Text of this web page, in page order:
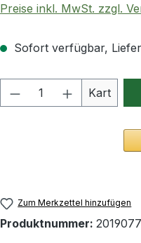
Preise inkl. MwSt. zzgl.
Sofort verfügbar,
Produkt Kart
Zum Merkzettel hinzufügen
Produktnummer: